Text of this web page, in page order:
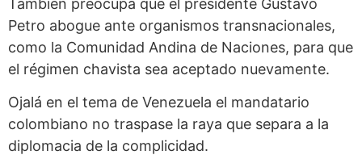
También preocupa que el presidente Gustavo
Petro abogue ante organismos transnacionales,
como la Comunidad Andina de Naciones, para que
el régimen chavista sea aceptado nuevamente.
Ojalá en el tema de Venezuela el mandatario
colombiano no traspase la raya que separa a la
diplomacia de la complicidad.